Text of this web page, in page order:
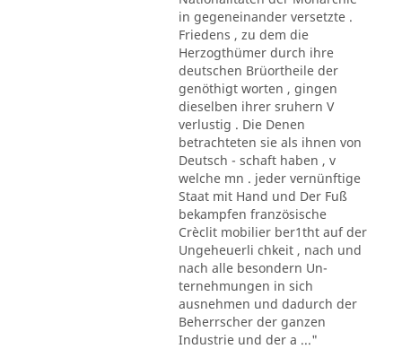
in gegeneinander versetzte .
Friedens , zu dem die
Herzogthümer durch ihre
deutschen Brüortheile der
genöthigt worten , gingen
dieselben ihrer sruhern V
verlustig . Die Denen
betrachteten sie als ihnen von
Deutsch - schaft haben , v
welche mn . jeder vernünftige
Staat mit Hand und Der Fuß
bekampfen französische
Crèclit mobilier ber1tht auf der
Ungeheuerli chkeit , nach und
nach alle besondern Un-
ternehmungen in sich
ausnehmen und dadurch der
Beherrscher der ganzen
Industrie und der a ..."